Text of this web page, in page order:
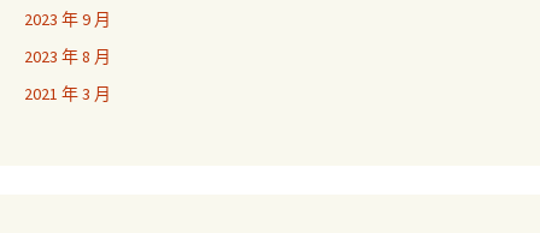
2023 年 9 月
2023 年 8 月
2021 年 3 月